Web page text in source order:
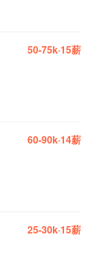
50-75k·15薪
60-90k·14薪
25-30k·15薪